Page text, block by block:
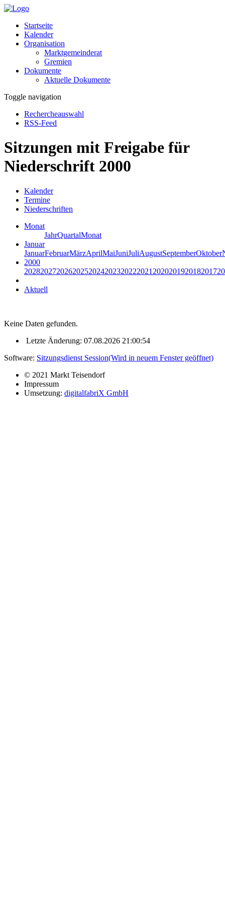
Startseite
Kalender
Organisation
Marktgemeinderat
Gremien
Dokumente
Aktuelle Dokumente
Toggle navigation
Rechercheauswahl
RSS-Feed
Sitzungen mit Freigabe für
Niederschrift 2000
Kalender
Termine
Niederschriften
Monat
JahrQuartalMonat
Januar
JanuarFebruarMärzAprilMaiJuniJuliAugustSeptemberOktober
2000
20282027202620252024202320222021 2020201920182017
Aktuell
Keine Daten gefunden.
Letzte Änderung: 07.08.2026 21:00:54
Software: Sitzungsdienst Session(Wird in neuem Fenster geöffnet)
© 2021 Markt Teisendorf
Impressum
Umsetzung: digitalfabriX GmbH